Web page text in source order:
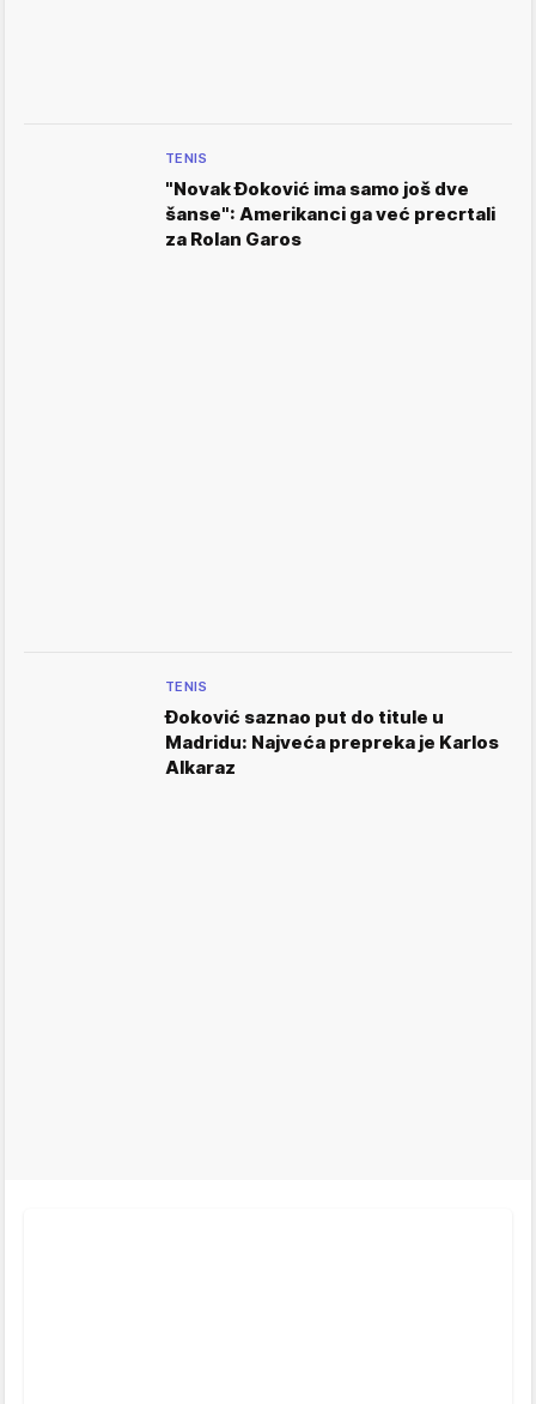
TENIS
"Novak Đoković ima samo još dve
šanse": Amerikanci ga već precrtali
za Rolan Garos
TENIS
Đoković saznao put do titule u
Madridu: Najveća prepreka je Karlos
Alkaraz